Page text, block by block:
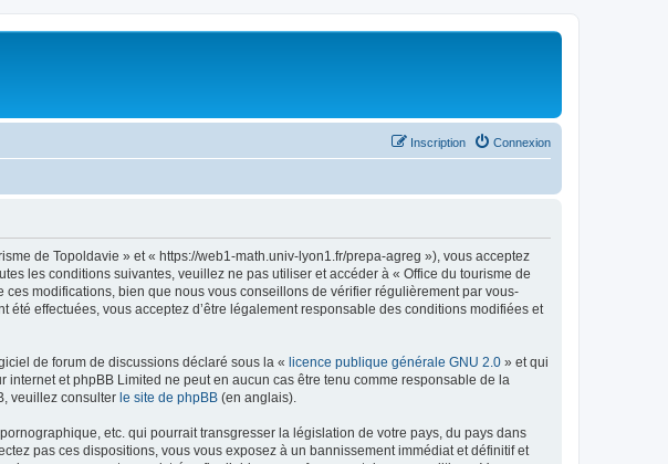
Connexion
Inscription
de Topoldavie » et « https://web1-math.univ-lyon1.fr/prepa-agreg »), vous acceptez
les conditions suivantes, veuillez ne pas utiliser et accéder à « Office du tourisme de
modifications, bien que nous vous conseillons de vérifier régulièrement par vous-
effectuées, vous acceptez d’être légalement responsable des conditions modifiées et
de forum de discussions déclaré sous la « licence publique générale GNU 2.0 » et qui
et phpBB Limited ne peut en aucun cas être tenu comme responsable de la
veuillez consulter le site de phpBB (en anglais).
etc. qui pourrait transgresser la législation de votre pays, du pays dans
pas ces dispositions, vous vous exposez à un bannissement immédiat et définitif et